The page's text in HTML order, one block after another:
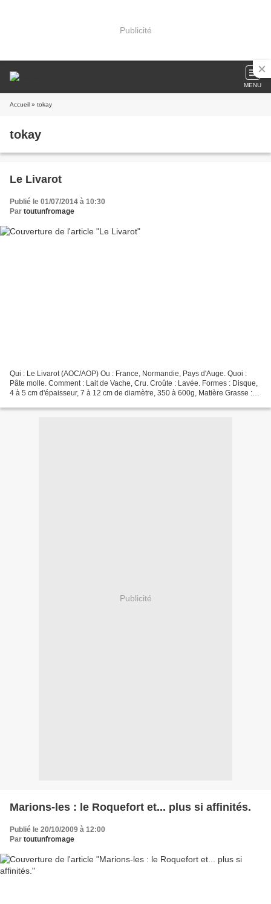
Publicité
MENU
Accueil » tokay
tokay
Le Livarot
Publié le 01/07/2014 à 10:30
Par toutunfromage
Qui : Le Livarot (AOC/AOP) Ou : France, Normandie, Pays d'Auge. Quoi :
Pâte molle. Comment : Lait de Vache, Cru. Croûte : Lavée. Formes : Disque,
4 à 5 cm d'épaisseur, 7 à 12 cm de diamètre, 350 à 600g, Matière Grasse :
Publicité
Marions-les : le Roquefort et... plus si affinités.
Publié le 20/10/2009 à 12:00
Par toutunfromage